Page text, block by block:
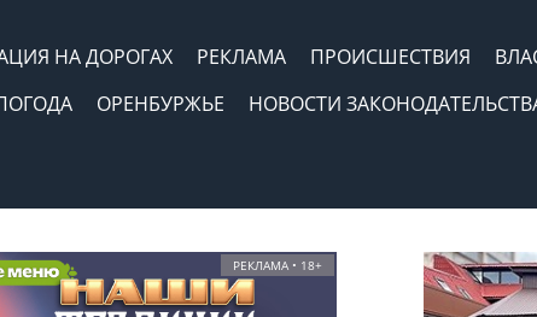
НА ДОРОГАХ РЕКЛАМА ПРОИСШЕСТВИЯ
ОРЕНБУРЖЬЕ
НОВОСТИ
РЕКЛАМА • 18+